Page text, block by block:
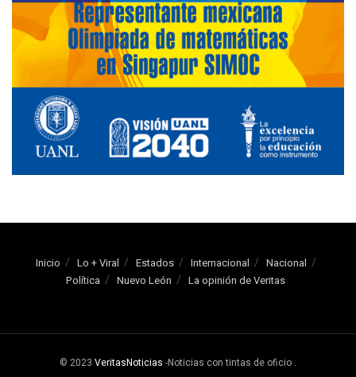
Inicio Lo + Viral Estados Internacional
Nacional
Política
Nuevo León La opinión de Veritas
© 2023 VeritasNoticias -Noticias con tintas de oficio .